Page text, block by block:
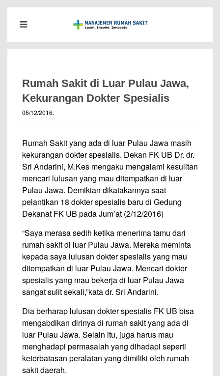
Rumah Sakit di Luar Pulau Jawa,
Kekurangan Dokter Spesialis
06/12/2016.
Rumah Sakit yang ada di luar Pulau Jawa masih
kekurangan dokter spesialis. Dekan FK UB Dr. dr.
Sri Andarini, M.Kes mengaku mengalami kesulitan
mencari lulusan yang mau ditempatkan di luar
Pulau Jawa. Demikian dikatakannya saat
pelantikan 18 dokter spesialis baru di Gedung
Dekanat FK UB pada Jum’at (2/12/2016)
“Saya merasa sedih ketika menerima tamu dari
rumah sakit di luar Pulau Jawa. Mereka meminta
kepada saya lulusan dokter spesialis yang mau
ditempatkan di luar Pulau Jawa. Mencari dokter
spesialis yang mau bekerja di luar Pulau Jawa
sangat sulit sekali,”kata dr. Sri Andarini.
Dia berharap lulusan dokter spesialis FK UB bisa
mengabdikan dirinya di rumah sakit yang ada di
luar Pulau Jawa. Selain itu, juga harus mau
menghadapi permasalah yang dihadapi seperti
keterbatasan peralatan yang dimiliki oleh rumah
sakit daerah.